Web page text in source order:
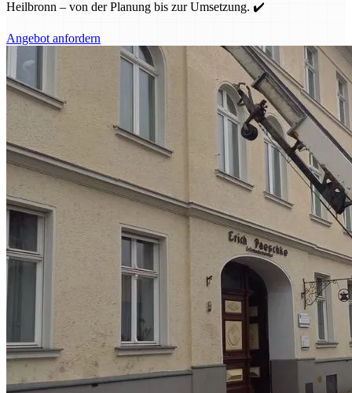
Heilbronn – von der Planung bis zur Umsetzung. ✔️
Angebot anfordern